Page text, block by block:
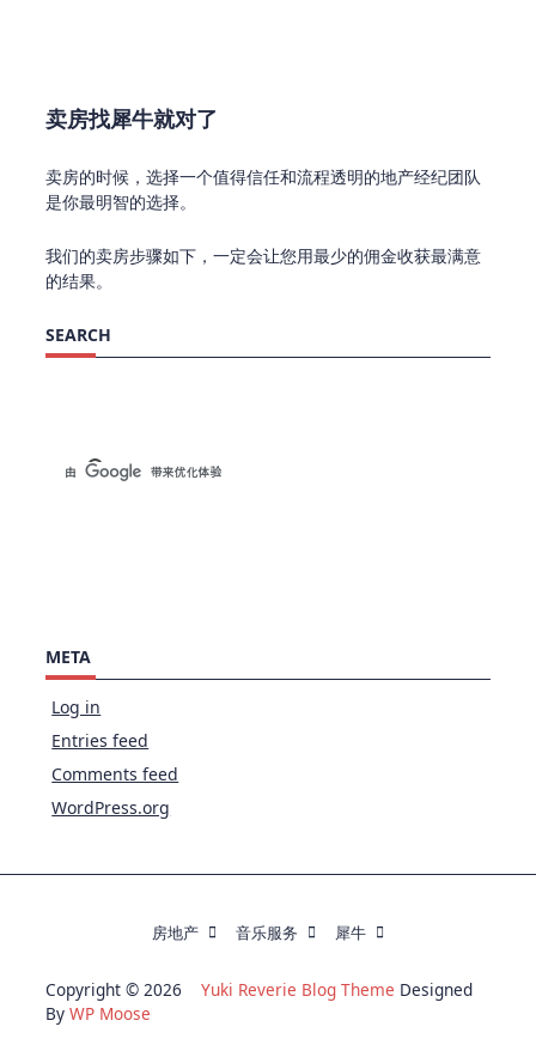
卖房找犀牛就对了
卖房的时候，选择一个值得信任和流程透明的地产经纪团队
是你最明智的选择。
我们的卖房步骤如下，一定会让您用最少的佣金收获最满意
的结果。
SEARCH
META
Log in
Entries feed
Comments feed
WordPress.org
房地产 音乐服务 犀牛
Copyright © 2026 Yuki Reverie Blog Theme Designed
By WP Moose